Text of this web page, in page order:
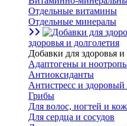
Отдельные витамины
Отдельные минералы
здоровья и долголетия
Добавки для здоровья и
Адаптогены и
Антиоксиданты
Антистресс и здоровый
Грибы
Для волос, ногтей и
Для сердца и сосудов